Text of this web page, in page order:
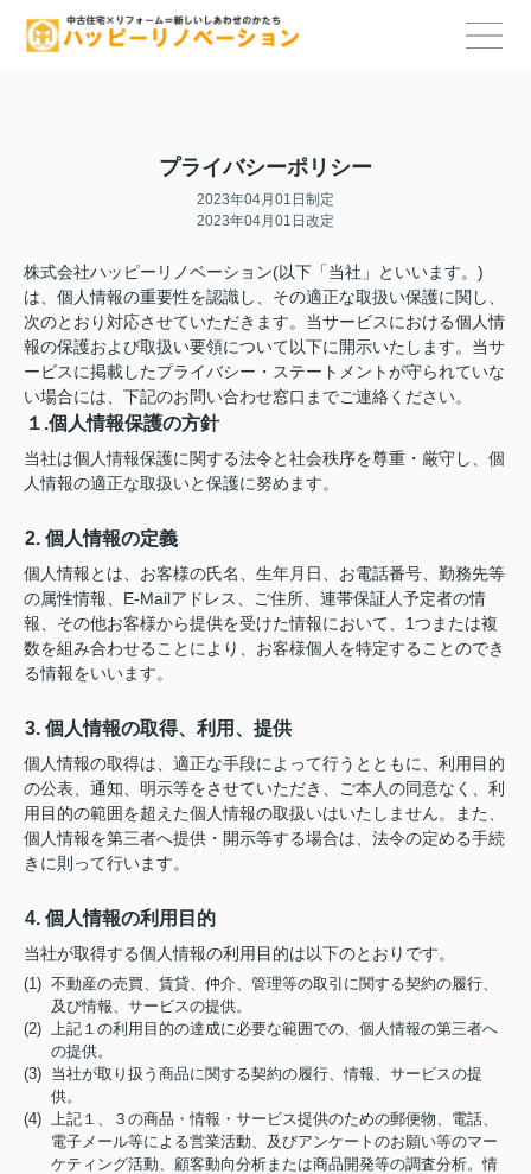
プライバシーポリシー
2023年04月01日制定
2023年04月01日改定
株式会社ハッピーリノベーション(以下「当社」といいます。)
は、個人情報の重要性を認識し、その適正な取扱い保護に関し、
次のとおり対応させていただきます。当サービスにおける個人情
報の保護および取扱い要領について以下に開示いたします。当サ
ービスに掲載したプライバシー・ステートメントが守られていな
い場合には、下記のお問い合わせ窓口までご連絡ください。
１.個人情報保護の方針
当社は個人情報保護に関する法令と社会秩序を尊重・厳守し、個
人情報の適正な取扱いと保護に努めます。
2. 個人情報の定義
個人情報とは、お客様の氏名、生年月日、お電話番号、勤務先等
の属性情報、E-Mailアドレス、ご住所、連帯保証人予定者の情
報、その他お客様から提供を受けた情報において、1つまたは複
数を組み合わせることにより、お客様個人を特定することのでき
る情報をいいます。
3. 個人情報の取得、利用、提供
個人情報の取得は、適正な手段によって行うとともに、利用目的
の公表、通知、明示等をさせていただき、ご本人の同意なく、利
用目的の範囲を超えた個人情報の取扱いはいたしません。また、
個人情報を第三者へ提供・開示等する場合は、法令の定める手続
きに則って行います。
4. 個人情報の利用目的
当社が取得する個人情報の利用目的は以下のとおりです。
(1) 不動産の売買、賃貸、仲介、管理等の取引に関する契約の履行、
及び情報、サービスの提供。
(2) 上記１の利用目的の達成に必要な範囲での、個人情報の第三者へ
の提供。
(3) 当社が取り扱う商品に関する契約の履行、情報、サービスの提
供。
(4) 上記１、３の商品・情報・サービス提供のための郵便物、電話、
電子メール等による営業活動、及びアンケートのお願い等のマー
ケティング活動、顧客動向分析または商品開発等の調査分析。情